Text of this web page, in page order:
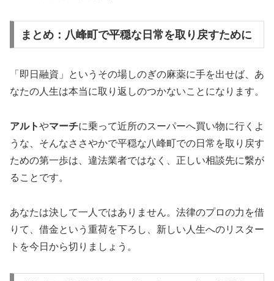
まとめ：八峰町で平穏な日常を取り戻すために
「即日融資」というその場しのぎの麻薬に手を出せば、あ
なたの人生は本当に取り返しのつかないことになります。
アルトやマーチに乗って近所のスーパーへ買い物に行くよ
うな、そんなささやかで平穏な八峰町での日常を取り戻す
ための第一歩は、違法業者ではなく、正しい相談先に繋が
ることです。
あなたは決して一人ではありません。法律のプロの力を借
りて、借金という重荷を下ろし、新しい人生へのリスター
トを今日から切りましょう。